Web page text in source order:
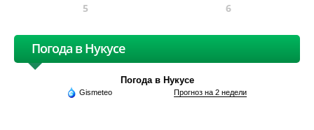
5
6
Погода в Нукусе
Погода в Нукусе
Gismeteo Прогноз на 2 недели